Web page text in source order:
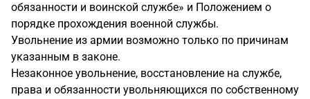
обязанности и воинской службе» и Положением о
порядке прохождения военной службы.
Увольнение из армии возможно только по причинам
указанным в законе.
Незаконное увольнение, восстановление на службе,
права и обязанности увольняющихся по собственному